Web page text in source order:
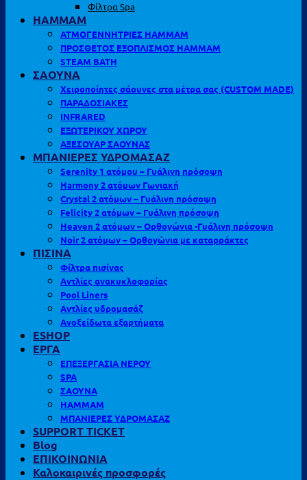
Φίλτρα Spa
HAMMAM
ΑΤΜΟΓΕΝΝΗΤΡΙΕΣ HAMMAM
ΠΡΟΣΘΕΤΟΣ ΕΞΟΠΛΙΣΜΟΣ HAMMAM
STEAM BATH
ΣΑΟΥΝΑ
Χειροποίητες σάουνες στα μέτρα σας (CUSTOM MADE)
ΠΑΡΑΔΟΣΙΑΚΕΣ
INFRARED
ΕΞΩΤΕΡΙΚΟΥ ΧΩΡΟΥ
ΑΞΕΣΟΥΑΡ ΣΑΟΥΝΑΣ
ΜΠΑΝΙΕΡΕΣ ΥΔΡΟΜΑΣΑΖ
Serenity 1 ατόμου – Γυάλινη πρόσοψη
Harmony 2 ατόμων Γωνιακή
Crystal 2 ατόμων – Γυάλινη πρόσοψη
Felicity 2 ατόμων – Γυάλινη πρόσοψη
Heaven 2 ατόμων – Ορθογώνια -Γυάλινη πρόσοψη
Noir 2 ατόμων – Ορθογώνια με καταρράκτες
ΠΙΣΙΝΑ
Φίλτρα πισίνας
Αντλίες ανακυκλοφορίας
Pool Liners
Αντλίες υδρομασάζ
Ανοξείδωτα εξαρτήματα
ESHOP
ΕΡΓΑ
ΕΠΕΞΕΡΓΑΣΙΑ ΝΕΡΟΥ
SPA
ΣΑΟΥΝΑ
HAMMAM
ΜΠΑΝΙΕΡΕΣ ΥΔΡΟΜΑΣΑΖ
SUPPORT TICKET
Blog
ΕΠΙΚΟΙΝΩΝΙΑ
Καλοκαιρινές προσφορές